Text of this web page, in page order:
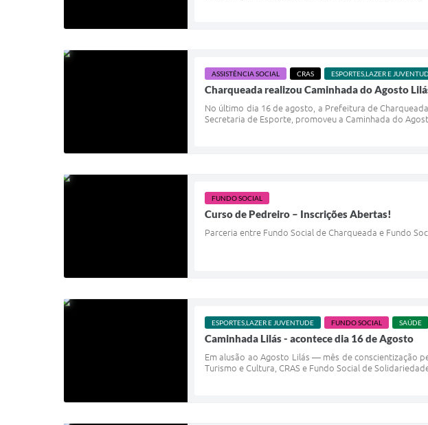
ASSISTÊNCIA SOCIAL CRAS ESPORTES,LAZER E
Charqueada realizou Caminhada do Agosto
No último dia 16 de agosto, a Prefeitura de
Secretaria de Esporte, promoveu a Caminhada do
FUNDO SOCIAL
Curso de Pedreiro – Inscrições Abertas!
Parceria entre Fundo Social de Charqueada e Fundo
ESPORTES,LAZER E JUVENTUDE FUNDO SOCIAL SAÚDE
Caminhada Lilás - acontece dia 16 de Agosto
Em alusão ao Agosto Lilás — mês de conscientização
Turismo e Cultura, CRAS e Fundo Social de